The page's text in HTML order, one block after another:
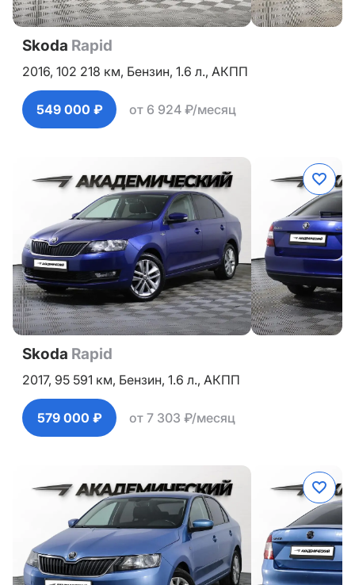
Skoda Rapid
2016, 102 218 км, Бензин, 1.6 л., АКПП
549 000 ₽ от 6 924 ₽/месяц
Skoda Rapid
2017, 95 591 км, Бензин, 1.6 л., АКПП
579 000 ₽ от 7 303 ₽/месяц